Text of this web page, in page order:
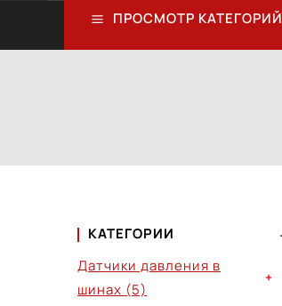
ПРОСМОТР КАТЕГОРИЙ
КАТЕГОРИИ
Датчики давления в
шинах (5)
+